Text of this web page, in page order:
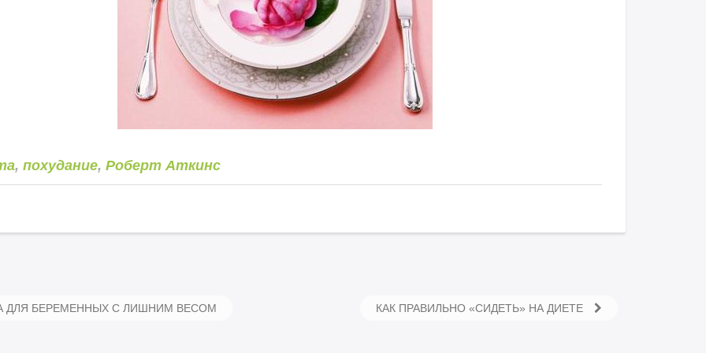
, похудание, Роберт Аткинс
ДЛЯ БЕРЕМЕННЫХ С ЛИШНИМ ВЕСОМ КАК ПРАВИЛЬНО «СИДЕТЬ» НА ДИЕТЕ